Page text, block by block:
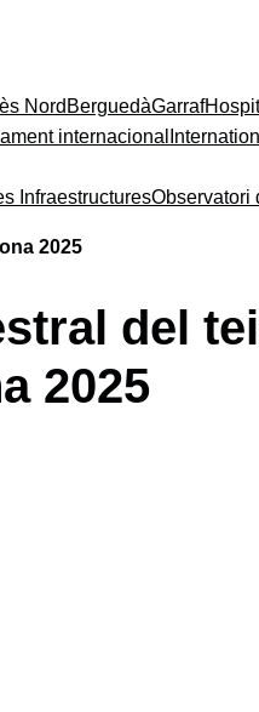
Nord BerguedàGarraf
internacional
InfraestructuresObservatori
2025
del
2025